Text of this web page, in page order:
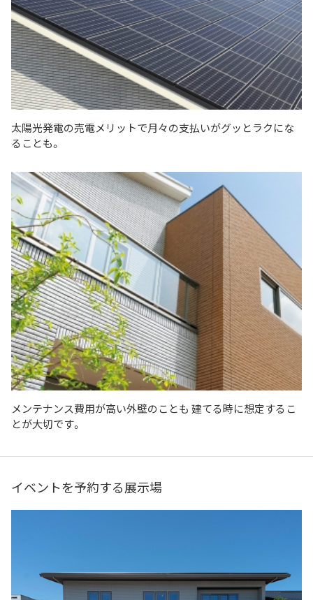
太陽光発電の売電メリットで月々の支払いがグッとラクにな
ることも。
メンテナンス費用が高い外壁のことも 建てる時に想定するこ
とが大切です。
イベントを予約する展示場